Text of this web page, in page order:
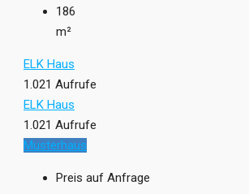
186
m²
ELK Haus
1.021 Aufrufe
ELK Haus
1.021 Aufrufe
Musterhaus
Preis auf Anfrage